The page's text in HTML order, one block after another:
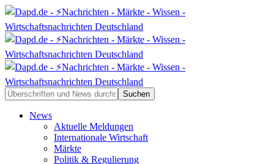
News
Aktuelle Meldungen
Internationale Wirtschaft
Märkte
Politik & Regulierung